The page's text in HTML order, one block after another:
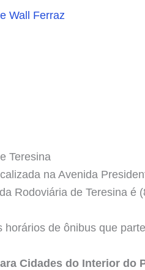
Wall Ferraz
Teresina
na Avenida
Rodoviária de Teresina é
de ônibus que
Cidades do Interior do